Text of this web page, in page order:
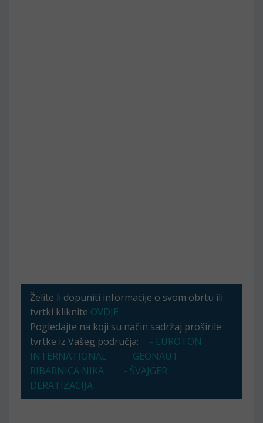
Želite li dopuniti informacije o svom obrtu ili
tvrtki kliknite OVDJE
Pogledajte na koji su način sadržaj proširile
tvrtke iz Vašeg područja:
- EUROTON
INTERNATIONAL
- GEONAUT
-
RIBARNICA NIKA
- ŠVAJGER
DERATIZACIJA